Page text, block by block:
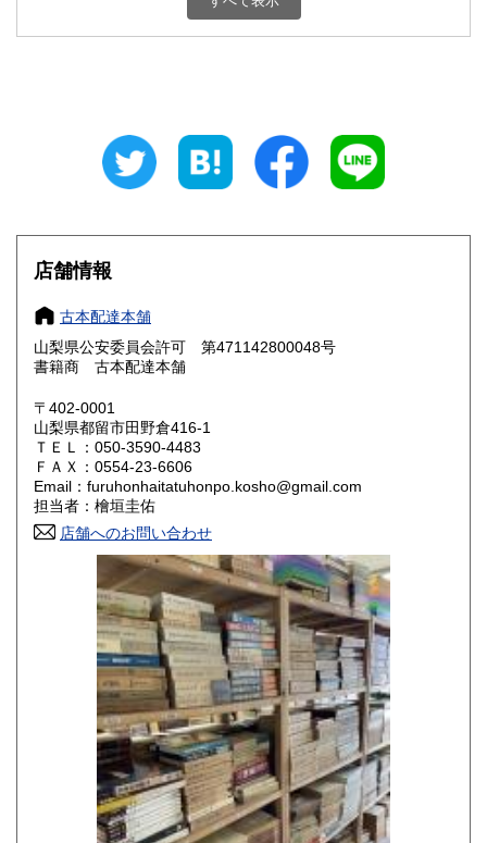
800円 三重県
大阪府
奈良県
鳥取県 800円 島根県
岡山県
山口県 800円
香川県 800円 愛媛県
高知県 800円
800円 長崎県
800円 大分県
800円 鹿児島県
1,500円
店舗情報
古本配達本舗
山梨県公安委員会許可 第471142800048号
書籍商 古本配達本舗
〒402-0001
山梨県都留市田野倉416-1
ＴＥＬ：050-3590-4483
ＦＡＸ：0554-23-6606
Email：furuhonhaitatuhonpo.kosho@gmail.com
担当者：檜垣圭佑
店舗へのお問い合わせ